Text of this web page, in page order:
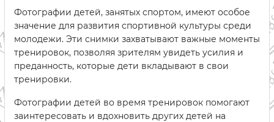
Фотографии детей, занятых спортом, имеют особое
значение для развития спортивной культуры среди
молодежи. Эти снимки захватывают важные моменты
тренировок, позволяя зрителям увидеть усилия и
преданность, которые дети вкладывают в свои
тренировки.
Фотографии детей во время тренировок помогают
заинтересовать и вдохновить других детей на